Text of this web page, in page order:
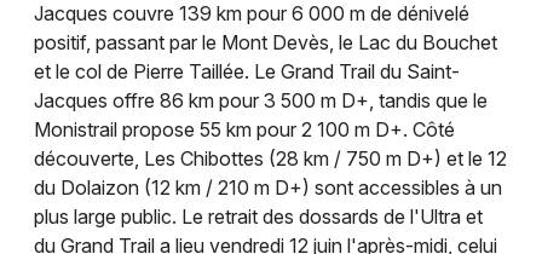
Jacques couvre 139 km pour 6 000 m de dénivelé
positif, passant par le Mont Devès, le Lac du Bouchet
et le col de Pierre Taillée. Le Grand Trail du Saint-
Jacques offre 86 km pour 3 500 m D+, tandis que le
Monistrail propose 55 km pour 2 100 m D+. Côté
découverte, Les Chibottes (28 km / 750 m D+) et le 12
du Dolaizon (12 km / 210 m D+) sont accessibles à un
plus large public. Le retrait des dossards de l'Ultra et
du Grand Trail a lieu vendredi 12 juin l'après-midi, celui